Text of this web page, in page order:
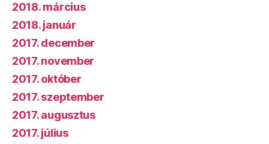
2018. március
2018. január
2017. december
2017. november
2017. október
2017. szeptember
2017. augusztus
2017. július